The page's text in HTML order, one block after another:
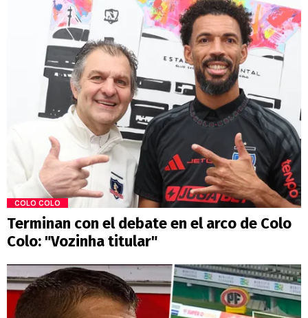
COLO COLO
Terminan con el debate en el arco de Colo
Colo: "Vozinha titular"